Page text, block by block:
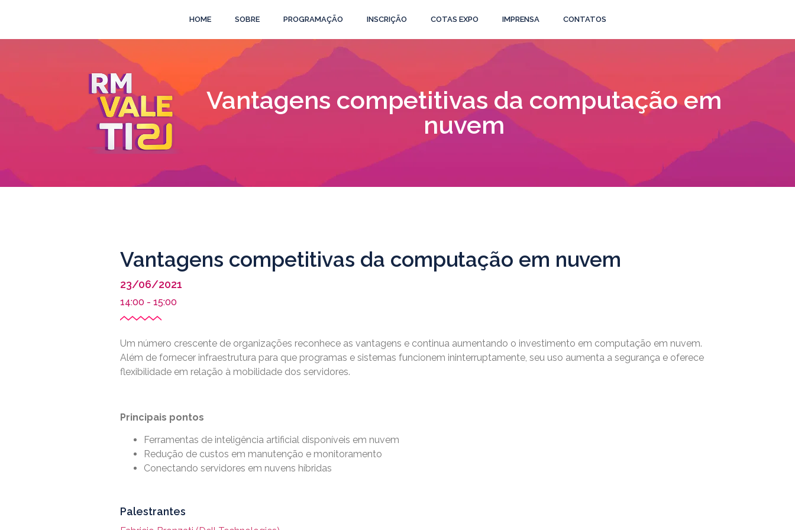
HOME SOBRE PROGRAMAÇÃO INSCRIÇÃO COTAS EXPO IMPRENSA CONTATOS
Vantagens competitivas da computação em
nuvem
Vantagens competitivas da computação em nuvem
23/06/2021
14:00 - 15:00
Um número crescente de organizações reconhece as vantagens e continua aumentando o investimento em computação em nuvem.
Além de fornecer infraestrutura para que programas e sistemas funcionem ininterruptamente, seu uso aumenta a segurança e oferece
flexibilidade em relação à mobilidade dos servidores.
Principais pontos
Ferramentas de inteligência artificial disponíveis em nuvem
Redução de custos em manutenção e monitoramento
Conectando servidores em nuvens híbridas
Palestrantes